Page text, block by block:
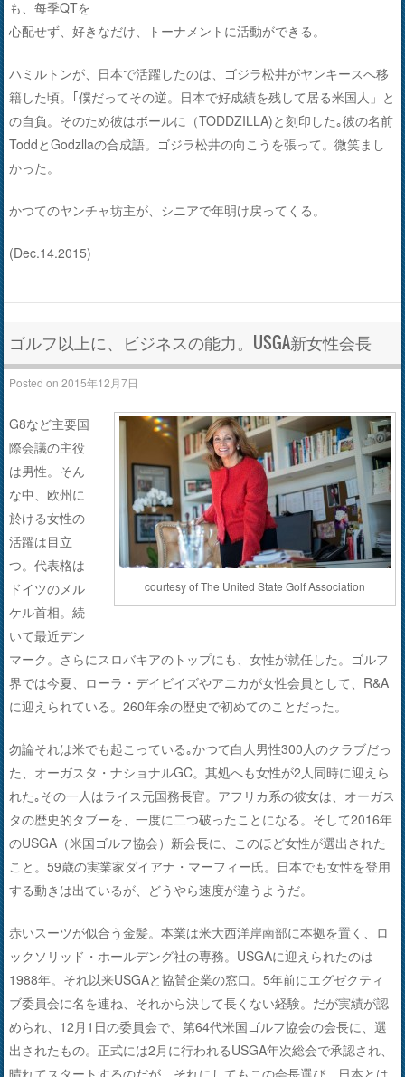
も、每季QTを
心配せず、好きなだけ、トーナメントに活動ができる。
ハミルトンが、日本で活躍したのは、ゴジラ松井がヤンキースへ移
籍した頃。｢僕だってその逆。日本で好成績を残して居る米国人」と
の自負。そのため彼はボールに（TODDZILLA)と刻印した｡彼の名前
ToddとGodzllaの合成語。ゴジラ松井の向こうを張って。微笑まし
かった。
かつてのヤンチャ坊主が、シニアで年明け戻ってくる。
(Dec.14.2015)
ゴルフ以上に、ビジネスの能力。USGA新女性会長
Posted on2015年12月7日
courtesy of The United State Golf Association
G8など主要国
際会議の主役
は男性。そん
な中、欧州に
於ける女性の
活躍は目立
つ。代表格は
ドイツのメル
ケル首相。続
いて最近デン
マーク。さらにスロバキアのトップにも、女性が就任した。ゴルフ
界では今夏、ローラ・デイビイズやアニカが女性会員として、R&A
に迎えられている。260年余の歴史で初めてのことだった。
勿論それは米でも起こっている｡かつて白人男性300人のクラブだっ
た、オーガスタ・ナショナルGC。其処へも女性が2人同時に迎えら
れた｡その一人はライス元国務長官。アフリカ系の彼女は、オーガス
タの歴史的タブーを、一度に二つ破ったことになる。そして2016年
のUSGA（米国ゴルフ協会）新会長に、このほど女性が選出された
こと。59歳の実業家ダイアナ・マーフィー氏。日本でも女性を登用
する動きは出ているが、どうやら速度が違うようだ。
赤いスーツが似合う金髪。本業は米大西洋岸南部に本拠を置く、ロ
ックソリッド・ホールデング社の専務。USGAに迎えられたのは
1988年。それ以来USGAと協賛企業の窓口。5年前にエグゼクティ
ブ委員会に名を連ね、それから決して長くない経験。だが実績が認
められ、12月1日の委員会で、第64代米国ゴルフ協会の会長に、選
出されたもの。正式には2月に行われるUSGA年次総会で承認され、
晴れてスタートするのだが、それにしてもこの会長選び。日本とは